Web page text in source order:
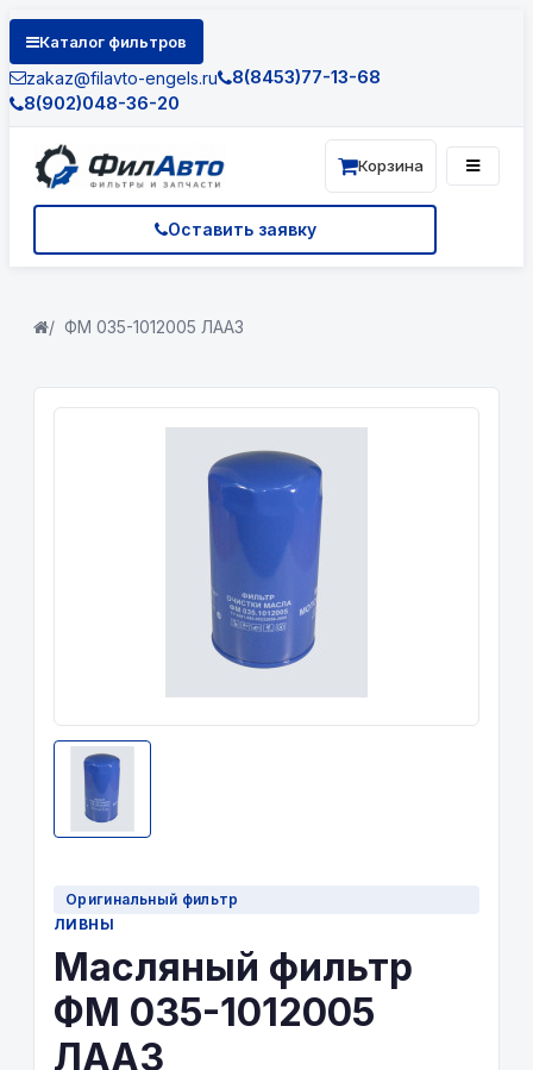
Каталог фильтров
zakaz@filavto-engels.ru
8(8453)77-13-68
8(902)048-36-20
Оставить заявку
Корзина
ФМ 035-1012005 ЛААЗ
Оригинальный фильтр
ЛИВНЫ
Масляный фильтр
ФМ 035-1012005
ЛААЗ